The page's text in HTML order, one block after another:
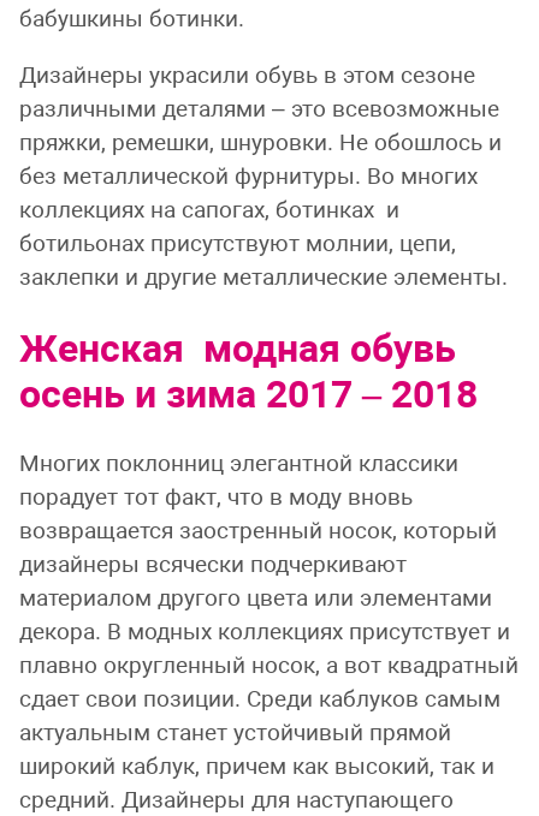
бабушкины ботинки.
Дизайнеры украсили обувь в этом сезоне
различными деталями – это всевозможные
пряжки, ремешки, шнуровки. Не обошлось и
без металлической фурнитуры. Во многих
коллекциях на сапогах, ботинках и
ботильонах присутствуют молнии, цепи,
заклепки и другие металлические элементы.
Женская модная обувь
осень и зима 2017 – 2018
Многих поклонниц элегантной классики
порадует тот факт, что в моду вновь
возвращается заостренный носок, который
дизайнеры всячески подчеркивают
материалом другого цвета или элементами
декора. В модных коллекциях присутствует и
плавно округленный носок, а вот квадратный
сдает свои позиции. Среди каблуков самым
актуальным станет устойчивый прямой
широкий каблук, причем как высокий, так и
средний. Дизайнеры для наступающего